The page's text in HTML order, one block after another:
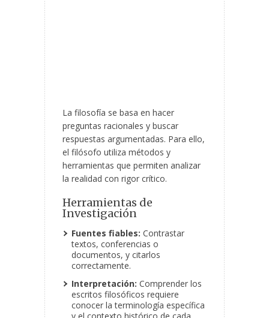
La filosofía se basa en hacer
preguntas racionales y buscar
respuestas argumentadas. Para ello,
el filósofo utiliza métodos y
herramientas que permiten analizar
la realidad con rigor crítico.
Herramientas de
Investigación
Fuentes fiables: Contrastar
textos, conferencias o
documentos, y citarlos
correctamente.
Interpretación: Comprender los
escritos filosóficos requiere
conocer la terminología específica